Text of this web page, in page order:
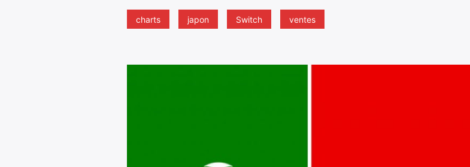
charts japon Switch ventes